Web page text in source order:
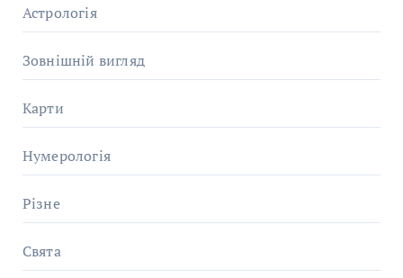
Астрологія
Зовнішній вигляд
Карти
Нумерологія
Різне
Свята